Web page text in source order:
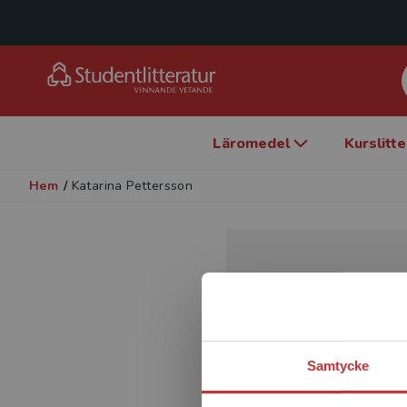
Samtycke
Läromedel
Hem / Katarina Pettersson